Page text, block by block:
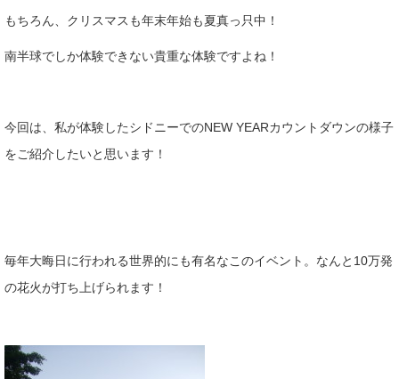
もちろん、クリスマスも年末年始も夏真っ只中！
南半球でしか体験できない貴重な体験ですよね！
今回は、私が体験したシドニーでのNEW YEARカウントダウンの様子
をご紹介したいと思います！
毎年大晦日に行われる世界的にも有名なこのイベント。なんと10万発
の花火が打ち上げられます！